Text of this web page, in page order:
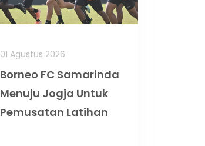
01 Agustus 2026
Borneo FC Samarinda
Menuju Jogja Untuk
Pemusatan Latihan